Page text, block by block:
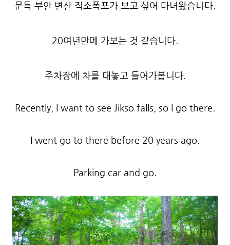
문득 부안 변산 직소폭포가 보고 싶어 다녀왔습니다.
20여년만메 가보는 것 같습니다.
주차장에 차를 대놓고 들어가봅니다.
Recently, I want to see Jikso falls, so I go there.
I went go to there before 20 years ago.
Parking car and go.